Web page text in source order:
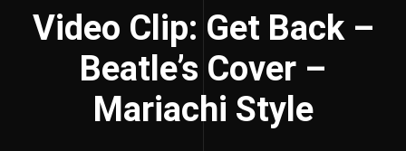
Video Clip: Get Back –
Beatle’s Cover –
Mariachi Style